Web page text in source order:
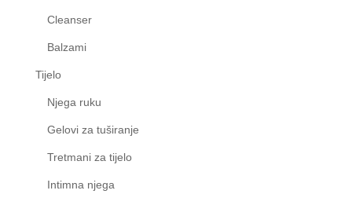
Cleanser
Balzami
Tijelo
Njega ruku
Gelovi za tuširanje
Tretmani za tijelo
Intimna njega